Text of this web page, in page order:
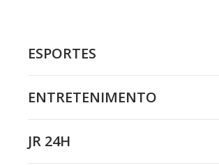
ESPORTES
ENTRETENIMENTO
JR 24H